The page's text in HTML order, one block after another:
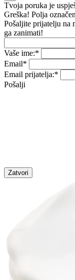
Tvoja poruka je
Greška! Polja
Pošaljite prijatelju na
ga zanimati!
Vaše ime:*
Email*
Email prijatelja:*
Pošalji
Zatvori